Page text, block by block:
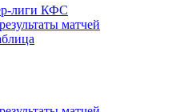
лиги КФС
матчей